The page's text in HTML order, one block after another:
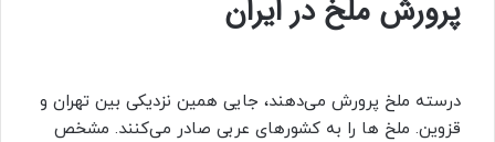
پرورش ملخ در ایران
درسته ملخ پرورش می‌دهند، جایی همین نزدیکی بین تهران و
قزوین. ملخ ها را به کشورهای عربی صادر می‌کنند. مشخص